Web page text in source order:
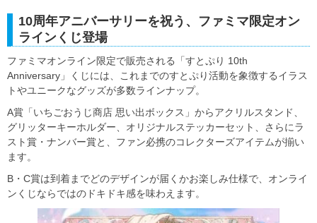
10周年アニバーサリーを祝う、ファミマ限定オン
ラインくじ登場
ファミマオンライン限定で販売される「すとぷり 10th
Anniversary」くじには、これまでのすとぷり活動を象徴するイラス
トやユニークなグッズが多数ラインナップ。
A賞「いちごおうじ商店 思い出ボックス」からアクリルスタンド、
グリッターキーホルダー、オリジナルステッカーセット、さらにラ
スト賞・ナンバー賞と、ファン必携のコレクターズアイテムが揃い
ます。
B・C賞は到着までどのデザインが届くかお楽しみ仕様で、オンライ
ンくじならではのドキドキ感を味わえます。